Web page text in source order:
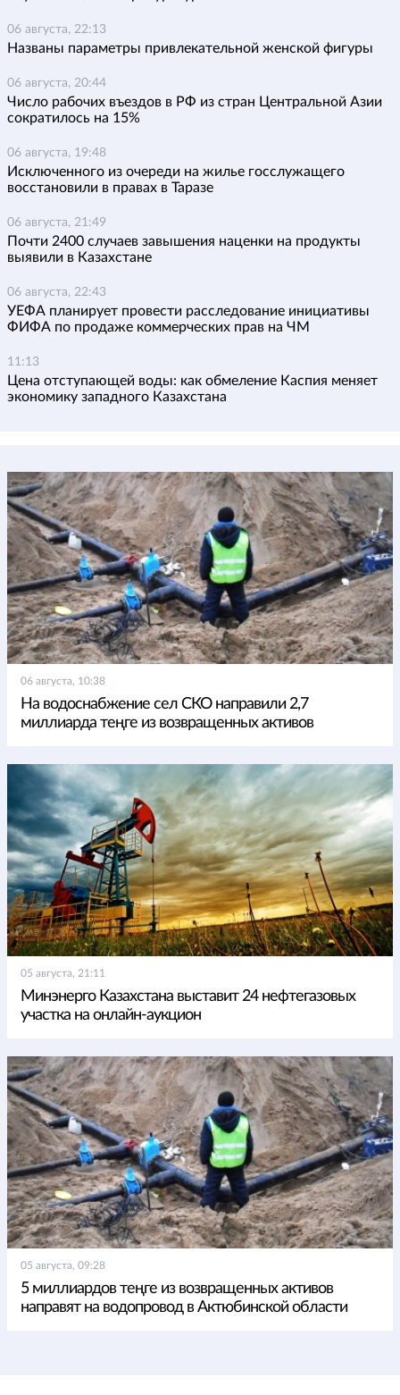
06 августа, 22:13
Названы параметры привлекательной женской фигуры
06 августа, 20:44
Число рабочих въездов в РФ из стран Центральной Азии
сократилось на 15%
06 августа, 19:48
Исключенного из очереди на жилье госслужащего
восстановили в правах в Таразе
06 августа, 21:49
Почти 2400 случаев завышения наценки на продукты
выявили в Казахстане
06 августа, 22:43
УЕФА планирует провести расследование инициативы
ФИФА по продаже коммерческих прав на ЧМ
11:13
Цена отступающей воды: как обмеление Каспия меняет
экономику западного Казахстана
06 августа, 10:38
На водоснабжение сел СКО направили 2,7
миллиарда теңге из возвращенных активов
05 августа, 21:11
Минэнерго Казахстана выставит 24 нефтегазовых
участка на онлайн-аукцион
05 августа, 09:28
5 миллиардов теңге из возвращенных активов
направят на водопровод в Актюбинской области